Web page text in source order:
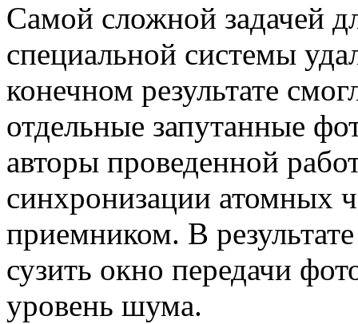
Самой сложной задачей
специальной системы
конечном результате
отдельные запутанные
авторы проведенной
синхронизации атомных
приемником. В
сузить окно передачи
уровень шума.